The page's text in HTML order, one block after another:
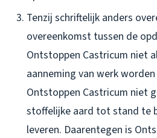
Tenzij schriftelijk anders
overeenkomst tussen de
Ontstoppen Castricum niet
aanneming van werk
Ontstoppen Castricum niet
stoffelijke aard tot stand te
leveren. Daarentegen is